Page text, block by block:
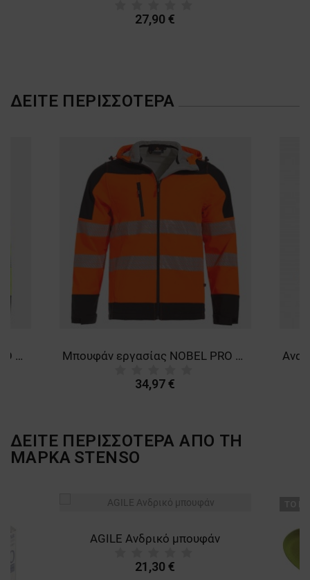
27,90 €
ΔΕΊΤΕ ΠΕΡΙΣΣΌΤΕΡΑ
Μπουφάν εργασίας NOBEL PRO 2.0 HV YELLOW Μπουφάν εργασίας NOBEL PRO 2.0 HV ORANGE
34,97 €
ΔΕΙΤΕ ΠΕΡΙΣΣΟΤΕΡΑ ΑΠΟ ΤΗ
ΜΑΡΚΑ STENSO
AGILE Ανδρικό μπουφάν
21,30 €